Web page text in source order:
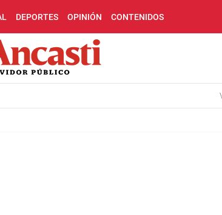
DEPORTES OPINIÓN CONTENIDOS